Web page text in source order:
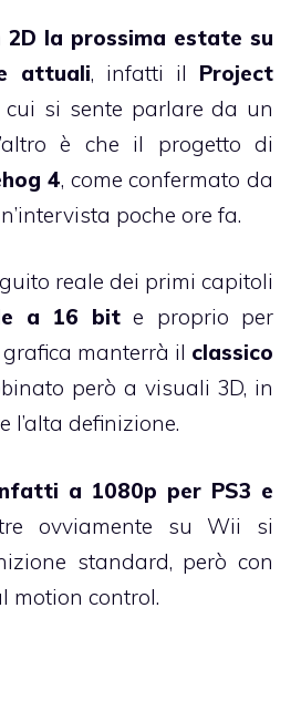
la prossima estate su
attuali, infatti il Project
cui si sente parlare da un
è che il progetto di
4, come confermato da
poche ore fa.
reale dei primi capitoli
a 16 bite proprio per
manterrà il classico
però a visuali 3D, in
l’alta definizione.
a 1080p per PS3 e
ovviamente su Wii si
standard, però con
motion control.